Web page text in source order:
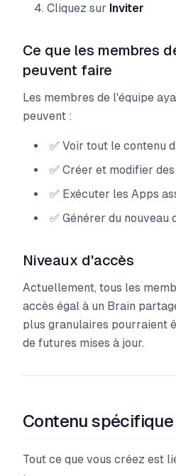
Cliquez sur Inviter
Ce que les membres
peuvent faire
Les membres de l'équipe
peuvent :
✅ Voir tout le contenu
✅ Créer et modifier
✅ Exécuter les Apps
✅ Générer du nouveau
Niveaux d'accès
Actuellement, tous les
accès égal à un Brain
plus granulaires pourraient
de futures mises à jour.
Contenu spécifique
Tout ce que vous créez est